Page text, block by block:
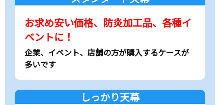
お求め安い価格、防炎加工品、各種イ
ベントに！
企業、イベント、店舗の方が購入するケースが
多いです
しっかり天幕